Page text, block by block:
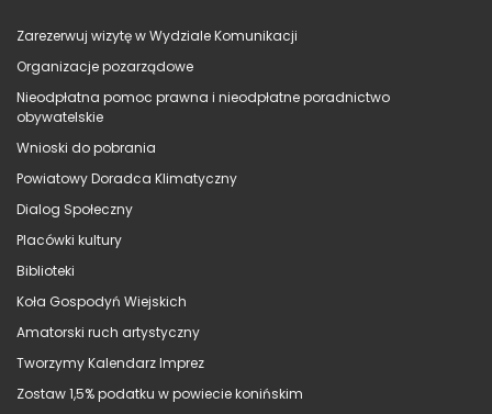
Zarezerwuj wizytę w Wydziale Komunikacji
Organizacje pozarządowe
Nieodpłatna pomoc prawna i nieodpłatne poradnictwo
obywatelskie
Wnioski do pobrania
Powiatowy Doradca Klimatyczny
Dialog Społeczny
Placówki kultury
Biblioteki
Koła Gospodyń Wiejskich
Amatorski ruch artystyczny
Tworzymy Kalendarz Imprez
Zostaw 1,5% podatku w powiecie konińskim